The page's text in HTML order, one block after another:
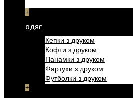
+
ОДЯГ
Кепки з друком
Кофти з друком
Панамки з друком
Фартухи з друком
Футболки з друком
+